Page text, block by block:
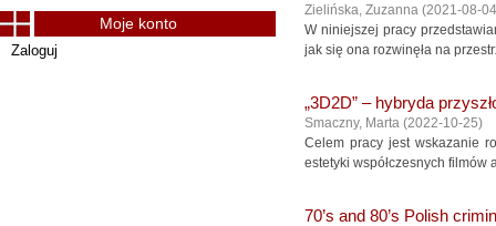
Zielińska, Zuzanna (2021-08-04
W niniejszej pracy
jak się ona rozwinęła na
„3D2D” – hybryda
Smaczny, Marta (2022-10-25)
Celem pracy jest wskazanie
estetyki współczesnych filmów
70’s and 80’s Polish
Moje konto
Zaloguj